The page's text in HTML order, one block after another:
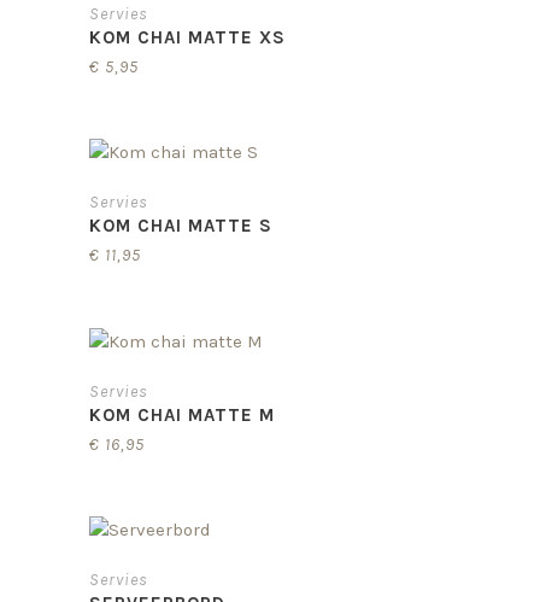
Servies
KOM CHAI MATTE XS
€ 5,95
Servies
KOM CHAI MATTE S
€ 11,95
Servies
KOM CHAI MATTE M
€ 16,95
Servies